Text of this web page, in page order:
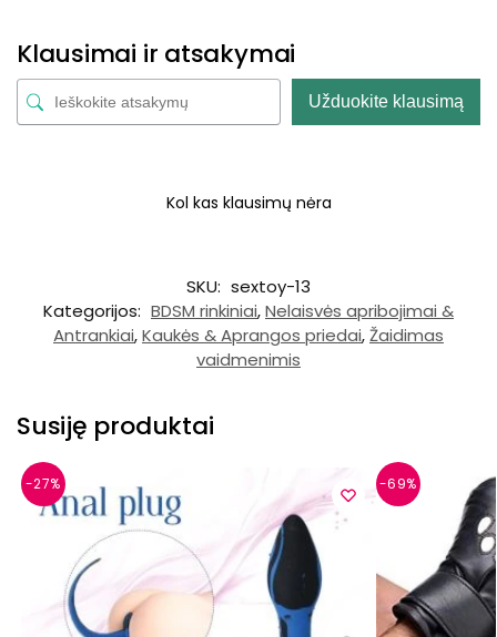
Klausimai ir atsakymai
Užduokite klausimą
Kol kas klausimų nėra
SKU: sextoy-13
Kategorijos: BDSM rinkiniai,Nelaisvės apribojimai &
Antrankiai,Kaukės & Aprangos priedai,Žaidimas
vaidmenimis
Susiję produktai
-27% -69%